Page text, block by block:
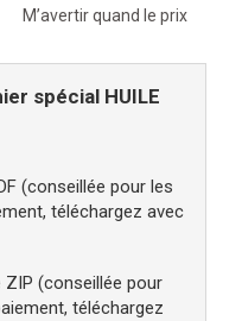
M’avertir quand le prix
spécial HUILE
(conseillée pour les
téléchargez avec
(conseillée pour
téléchargez